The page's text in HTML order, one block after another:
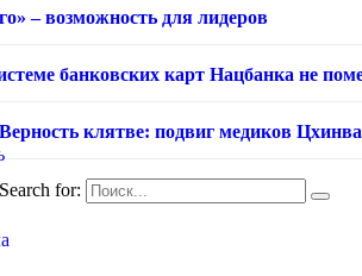
– возможность для лидеров
банковских карт Нацбанка не
Верность клятве: подвиг медиков
Search for: